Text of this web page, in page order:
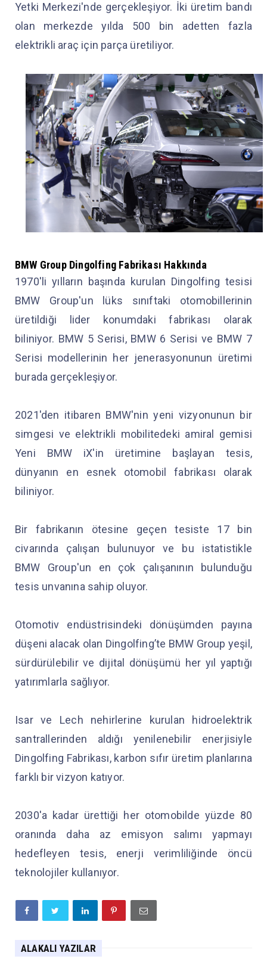
Yetki Merkezi'nde gerçekleşiyor. İki üretim bandı
olan merkezde yılda 500 bin adetten fazla
elektrikli araç için parça üretiliyor.
BMW Group Dingolfing Fabrikası Hakkında
1970'li yılların başında kurulan Dingolfing tesisi
BMW Group'un lüks sınıftaki otomobillerinin
üretildiği lider konumdaki fabrikası olarak
biliniyor. BMW 5 Serisi, BMW 6 Serisi ve BMW 7
Serisi modellerinin her jenerasyonunun üretimi
burada gerçekleşiyor.
2021'den itibaren BMW'nin yeni vizyonunun bir
simgesi ve elektrikli mobilitedeki amiral gemisi
Yeni BMW iX'in üretimine başlayan tesis,
dünyanın en esnek otomobil fabrikası olarak
biliniyor.
Bir fabrikanın ötesine geçen tesiste 17 bin
civarında çalışan bulunuyor ve bu istatistikle
BMW Group'un en çok çalışanının bulunduğu
tesis unvanına sahip oluyor.
Otomotiv endüstrisindeki dönüşümden payına
düşeni alacak olan Dingolfing’te BMW Group yeşil,
sürdürülebilir ve dijital dönüşümü her yıl yaptığı
yatırımlarla sağlıyor.
Isar ve Lech nehirlerine kurulan hidroelektrik
santrallerinden aldığı yenilenebilir enerjisiyle
Dingolfing Fabrikası, karbon sıfır üretim planlarına
farklı bir vizyon katıyor.
2030'a kadar ürettiği her otomobilde yüzde 80
oranında daha az emisyon salımı yapmayı
hedefleyen tesis, enerji verimliliğinde öncü
teknolojiler kullanıyor.
ALAKALI YAZILAR